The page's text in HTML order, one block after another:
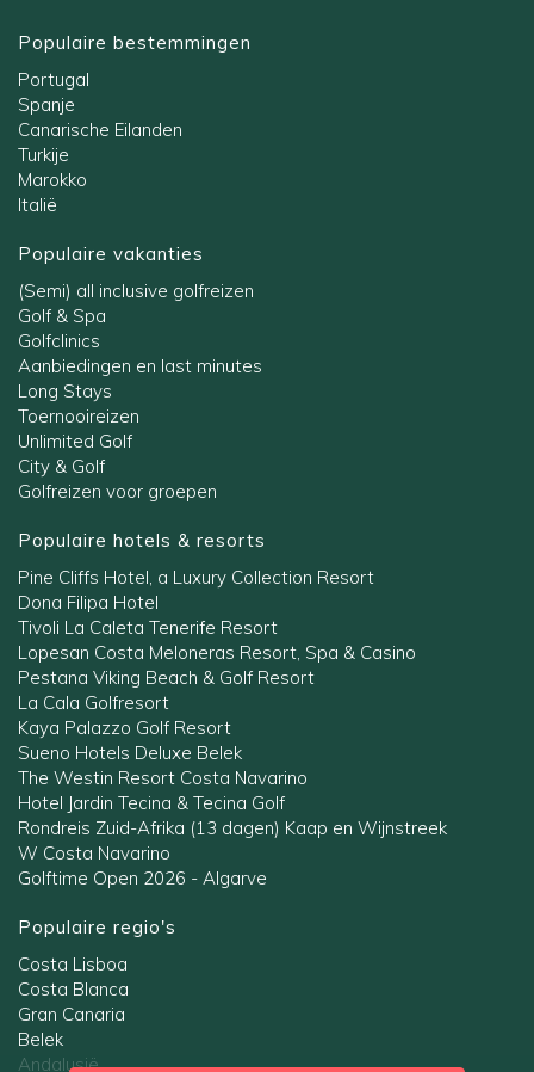
Populaire bestemmingen
Portugal
Spanje
Canarische Eilanden
Turkije
Marokko
Italië
Populaire vakanties
(Semi) all inclusive golfreizen
Golf & Spa
Golfclinics
Aanbiedingen en last minutes
Long Stays
Toernooireizen
Unlimited Golf
City & Golf
Golfreizen voor groepen
Populaire hotels & resorts
Pine Cliffs Hotel, a Luxury Collection Resort
Dona Filipa Hotel
Tivoli La Caleta Tenerife Resort
Lopesan Costa Meloneras Resort, Spa & Casino
Pestana Viking Beach & Golf Resort
La Cala Golfresort
Kaya Palazzo Golf Resort
Sueno Hotels Deluxe Belek
The Westin Resort Costa Navarino
Hotel Jardin Tecina & Tecina Golf
Rondreis Zuid-Afrika (13 dagen) Kaap en Wijnstreek
W Costa Navarino
Golftime Open 2026 - Algarve
Populaire regio's
Costa Lisboa
Costa Blanca
Gran Canaria
Belek
Andalusië